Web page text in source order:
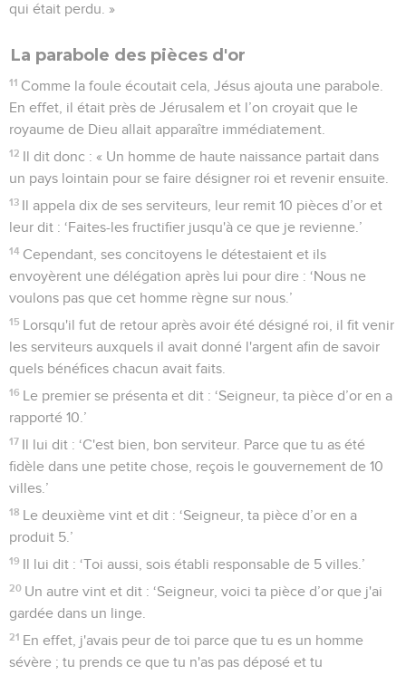
qui était perdu. »
La parabole des pièces d'or
11 Comme la foule écoutait cela, Jésus ajouta une parabole.
En effet, il était près de Jérusalem et l’on croyait que le
royaume de Dieu allait apparaître immédiatement.
12 Il dit donc : « Un homme de haute naissance partait dans
un pays lointain pour se faire désigner roi et revenir ensuite.
13 Il appela dix de ses serviteurs, leur remit 10 pièces d’or et
leur dit : ‘Faites-les fructifier jusqu'à ce que je revienne.’
14 Cependant, ses concitoyens le détestaient et ils
envoyèrent une délégation après lui pour dire : ‘Nous ne
voulons pas que cet homme règne sur nous.’
15 Lorsqu'il fut de retour après avoir été désigné roi, il fit venir
les serviteurs auxquels il avait donné l'argent afin de savoir
quels bénéfices chacun avait faits.
16 Le premier se présenta et dit : ‘Seigneur, ta pièce d’or en a
rapporté 10.’
17 Il lui dit : ‘C'est bien, bon serviteur. Parce que tu as été
fidèle dans une petite chose, reçois le gouvernement de 10
villes.’
18 Le deuxième vint et dit : ‘Seigneur, ta pièce d’or en a
produit 5.’
19 Il lui dit : ‘Toi aussi, sois établi responsable de 5 villes.’
20 Un autre vint et dit : ‘Seigneur, voici ta pièce d’or que j'ai
gardée dans un linge.
21 En effet, j'avais peur de toi parce que tu es un homme
sévère ; tu prends ce que tu n'as pas déposé et tu